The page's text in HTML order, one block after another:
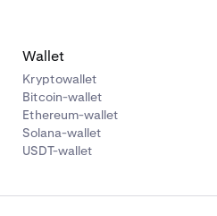
Wallet
Kryptowallet
Bitcoin-wallet
Ethereum-wallet
Solana-wallet
USDT-wallet